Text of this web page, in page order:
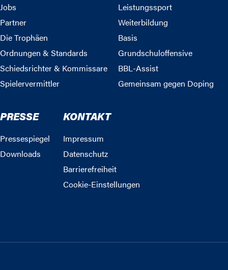
Jobs
Partner
Die Trophäen
Ordnungen & Standards
Schiedsrichter & Kommissare
Spielervermittler
Leistungssport
Weiterbildung
Basis
Grundschuloffensive
BBL-Assist
Gemeinsam gegen Doping
PRESSE
Pressespiegel
Downloads
KONTAKT
Impressum
Datenschutz
Barrierefreiheit
Cookie-Einstellungen